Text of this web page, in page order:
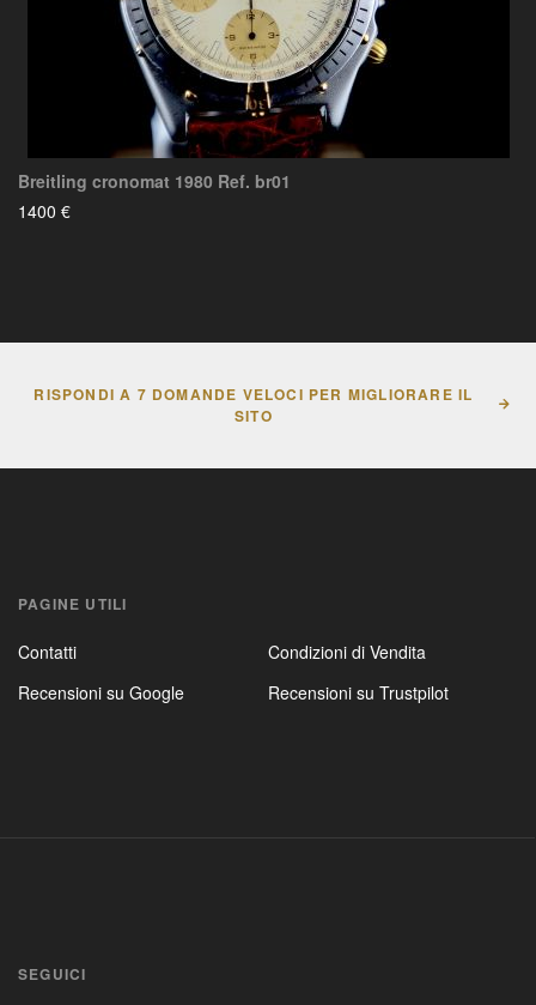
Breitling cronomat 1980 Ref. br01
1400 €
RISPONDI A 7 DOMANDE VELOCI PER MIGLIORARE IL
SITO
PAGINE UTILI
Contatti
Condizioni di Vendita
Recensioni su Google
Recensioni su Trustpilot
SEGUICI